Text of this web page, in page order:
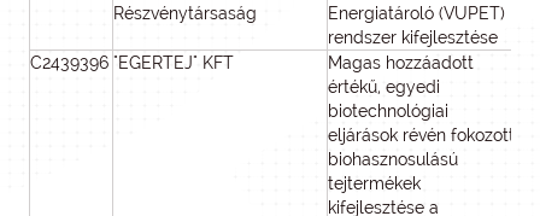
Részvénytársaság
Energiatároló (VUPET)
rendszer kifejlesztése
C2439396 "EGERTEJ" KFT
Magas hozzáadott
értékű, egyedi
biotechnológiai
eljárások révén fokozott
biohasznosulású
tejtermékek
kifejlesztése a